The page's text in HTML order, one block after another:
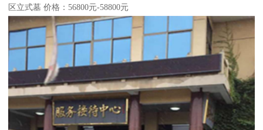
区立式墓 价格：56800元-58800元